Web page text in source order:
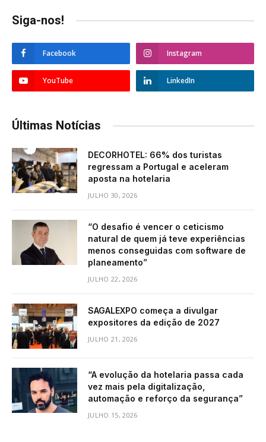
Siga-nos!
Facebook Instagram
YouTube LinkedIn
Últimas Notícias
DECORHOTEL: 66% dos turistas
regressam a Portugal e aceleram
aposta na hotelaria
JULHO 30, 2026
“O desafio é vencer o ceticismo
natural de quem já teve experiências
menos conseguidas com software de
planeamento”
JULHO 22, 2026
SAGALEXPO começa a divulgar
expositores da edição de 2027
JULHO 21, 2026
“A evolução da hotelaria passa cada
vez mais pela digitalização,
automação e reforço da segurança”
JULHO 15, 2026